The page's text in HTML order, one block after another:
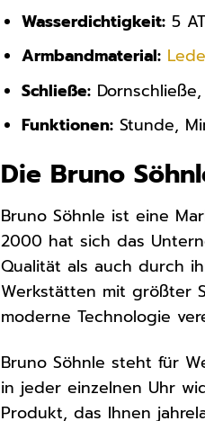
Wasserdichtigkeit: 5
Armbandmaterial:
Schließe:
Funktionen: Stunde,
Die Bruno
Bruno Söhnle ist eine
2000 hat sich das
Qualität als auch durch
Werkstätten mit größter
moderne Technologie
Bruno Söhnle steht für
in jeder einzelnen Uhr
Produkt, das Ihnen